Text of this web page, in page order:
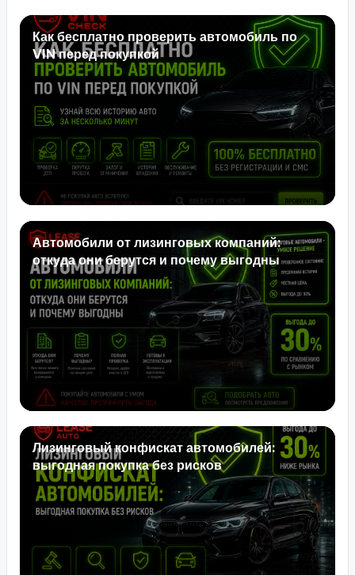
Как бесплатно проверить автомобиль по
VIN перед покупкой
Автомобили от лизинговых компаний:
откуда они берутся и почему выгодны
Лизинговый конфискат автомобилей:
выгодная покупка без рисков